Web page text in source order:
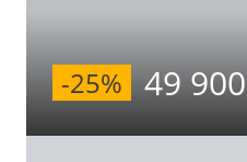
-25% 49 900